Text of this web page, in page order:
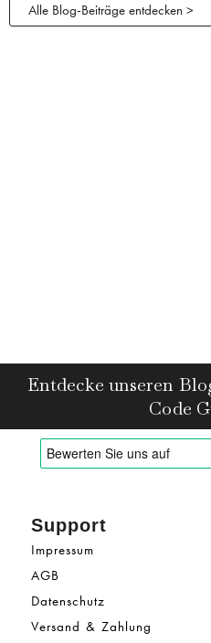
Alle Blog-Beiträge entdecken >
Entdecke unseren
Code
Support
Impressum
AGB
Datenschutz
Versand & Zahlung